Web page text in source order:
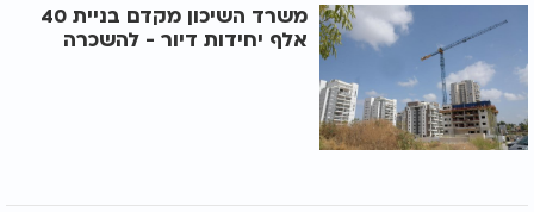
משרד השיכון מקדם בניית 40
אלף יחידות דיור - להשכרה